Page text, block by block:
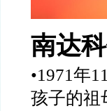
南达
•1971年11
孩子的祖